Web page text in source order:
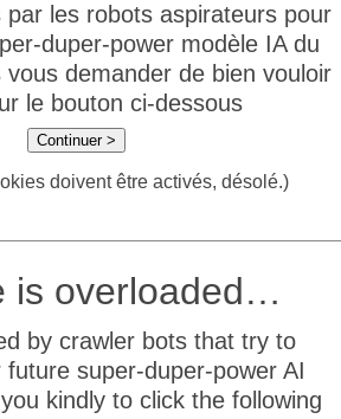
par les robots aspirateurs pour
duper-power modèle IA du
demander de bien vouloir
le bouton ci-dessous
Continuer >
doivent être activés, désolé.)
is overloaded…
by crawler bots that try to
super-duper-power AI
kindly to click the following